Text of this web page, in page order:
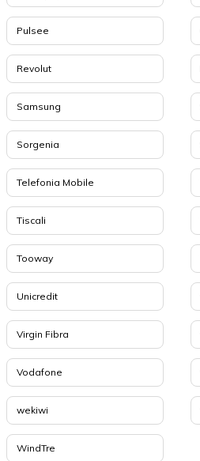
Pulsee
Revolut
Samsung
Sorgenia
Telefonia Mobile
Tiscali
Tooway
Unicredit
Virgin Fibra
Vodafone
wekiwi
WindTre